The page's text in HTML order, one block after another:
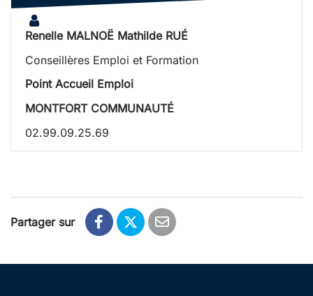
Renelle MALNOË Mathilde RUÉ
Conseillères Emploi et Formation
Point Accueil Emploi
MONTFORT COMMUNAUTÉ
02.99.09.25.69
Partager sur